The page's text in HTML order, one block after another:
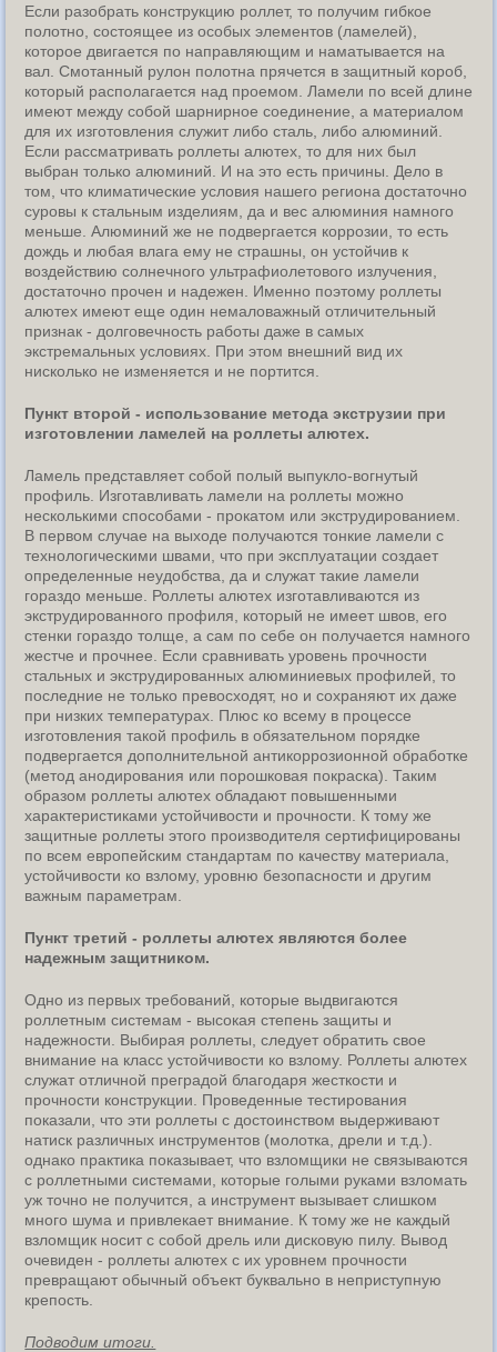
Если разобрать конструкцию роллет, то получим гибкое
полотно, состоящее из особых элементов (ламелей),
которое двигается по направляющим и наматывается на
вал. Смотанный рулон полотна прячется в защитный короб,
который располагается над проемом. Ламели по всей длине
имеют между собой шарнирное соединение, а материалом
для их изготовления служит либо сталь, либо алюминий.
Если рассматривать роллеты алютех, то для них был
выбран только алюминий. И на это есть причины. Дело в
том, что климатические условия нашего региона достаточно
суровы к стальным изделиям, да и вес алюминия намного
меньше. Алюминий же не подвергается коррозии, то есть
дождь и любая влага ему не страшны, он устойчив к
воздействию солнечного ультрафиолетового излучения,
достаточно прочен и надежен. Именно поэтому роллеты
алютех имеют еще один немаловажный отличительный
признак - долговечность работы даже в самых
экстремальных условиях. При этом внешний вид их
нисколько не изменяется и не портится.
Пункт второй - использование метода экструзии при
изготовлении ламелей на роллеты алютех.
Ламель представляет собой полый выпукло-вогнутый
профиль. Изготавливать ламели на роллеты можно
несколькими способами - прокатом или экструдированием.
В первом случае на выходе получаются тонкие ламели с
технологическими швами, что при эксплуатации создает
определенные неудобства, да и служат такие ламели
гораздо меньше. Роллеты алютех изготавливаются из
экструдированного профиля, который не имеет швов, его
стенки гораздо толще, а сам по себе он получается намного
жестче и прочнее. Если сравнивать уровень прочности
стальных и экструдированных алюминиевых профилей, то
последние не только превосходят, но и сохраняют их даже
при низких температурах. Плюс ко всему в процессе
изготовления такой профиль в обязательном порядке
подвергается дополнительной антикоррозионной обработке
(метод анодирования или порошковая покраска). Таким
образом роллеты алютех обладают повышенными
характеристиками устойчивости и прочности. К тому же
защитные роллеты этого производителя сертифицированы
по всем европейским стандартам по качеству материала,
устойчивости ко взлому, уровню безопасности и другим
важным параметрам.
Пункт третий - роллеты алютех являются более
надежным защитником.
Одно из первых требований, которые выдвигаются
роллетным системам - высокая степень защиты и
надежности. Выбирая роллеты, следует обратить свое
внимание на класс устойчивости ко взлому. Роллеты алютех
служат отличной преградой благодаря жесткости и
прочности конструкции. Проведенные тестирования
показали, что эти роллеты с достоинством выдерживают
натиск различных инструментов (молотка, дрели и т.д.).
однако практика показывает, что взломщики не связываются
с роллетными системами, которые голыми руками взломать
уж точно не получится, а инструмент вызывает слишком
много шума и привлекает внимание. К тому же не каждый
взломщик носит с собой дрель или дисковую пилу. Вывод
очевиден - роллеты алютех с их уровнем прочности
превращают обычный объект буквально в неприступную
крепость.
Подводим итоги.